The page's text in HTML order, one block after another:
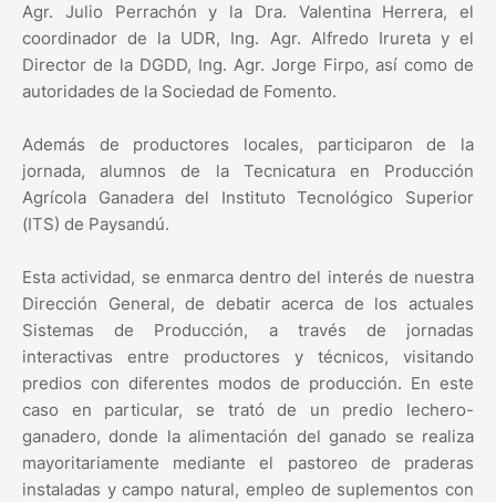
Agr. Julio Perrachón y la Dra. Valentina Herrera, el
coordinador de la UDR, Ing. Agr. Alfredo Irureta y el
Director de la DGDD, Ing. Agr. Jorge Firpo, así como de
autoridades de la Sociedad de Fomento.
Además de productores locales, participaron de la
jornada, alumnos de la Tecnicatura en Producción
Agrícola Ganadera del Instituto Tecnológico Superior
(ITS) de Paysandú.
Esta actividad, se enmarca dentro del interés de nuestra
Dirección General, de debatir acerca de los actuales
Sistemas de Producción, a través de jornadas
interactivas entre productores y técnicos, visitando
predios con diferentes modos de producción. En este
caso en particular, se trató de un predio lechero-
ganadero, donde la alimentación del ganado se realiza
mayoritariamente mediante el pastoreo de praderas
instaladas y campo natural, empleo de suplementos con